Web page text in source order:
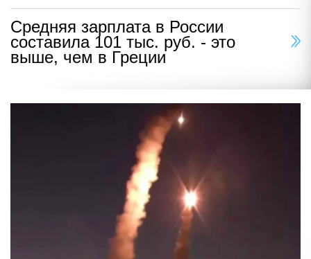
Средняя зарплата в России
составила 101 тыс. руб. - это
выше, чем в Греции